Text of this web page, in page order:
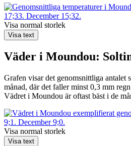
Visa normal storlek
Visa text
Väder i Moundou:
Grafen visar det genomsnittliga antalet
månad, där det faller minst 0,3 mm
Vädret i Moundou är oftast bäst i de
Visa normal storlek
Visa text